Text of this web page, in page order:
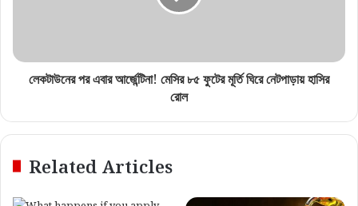
লেকটাউনের পর এবার আর্জেন্টিনা! মেসির ৮৫ ফুটের মূর্তি ঘিরে নেটপাড়ায় হাসির
রোল
Related Articles